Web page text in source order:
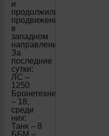
и
продолжили
продвижение
в
западном
направлении.
За
последние
сутки:
ЛС –
1250
Бронетехника
– 18,
среди
них:
Танк – 8
ББМ –